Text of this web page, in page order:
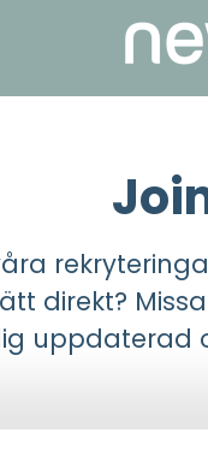
direkt?
uppdaterad